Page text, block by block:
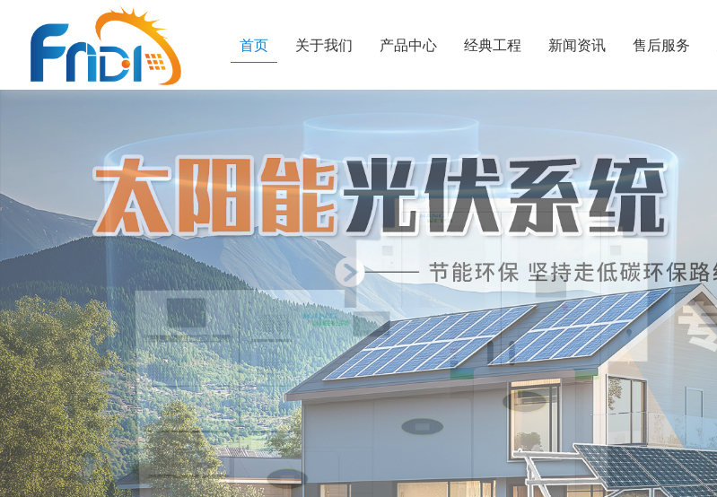
首页 关于我们 产品中心 经典工程 新闻资讯 售后服务